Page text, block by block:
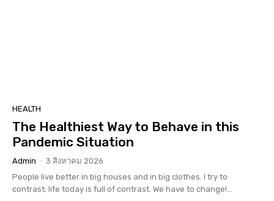
HEALTH
The Healthiest Way to Behave in this
Pandemic Situation
Admin - 3 สิงหาคม 2026
People live better in big houses and in big clothes. I try to
contrast; life today is full of contrast. We have to change!...